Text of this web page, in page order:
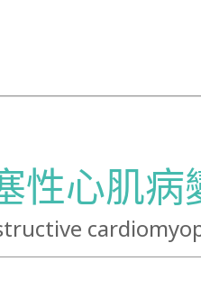
性心肌病